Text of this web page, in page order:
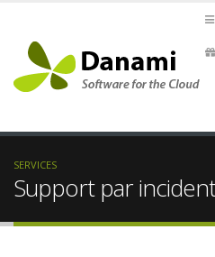
SERVICES
Support par incident